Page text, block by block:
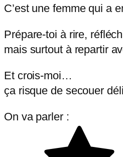
C’est une femme qui a
Prépare-toi à rire,
mais surtout à repartir
Et crois-moi…
ça risque de secouer
On va parler :